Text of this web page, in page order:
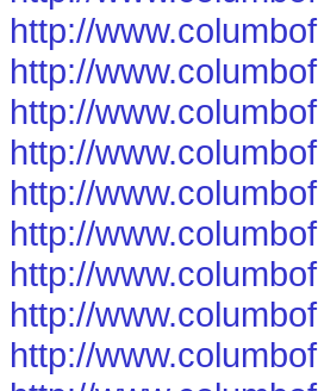
http://
http://
http://
http://
http://
http://
http://
http://
http://